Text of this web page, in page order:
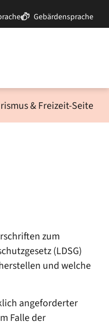
Gebärdensprache
& Freizeit-Seite
zum
(LDSG)
und welche
angeforderter
Falle der